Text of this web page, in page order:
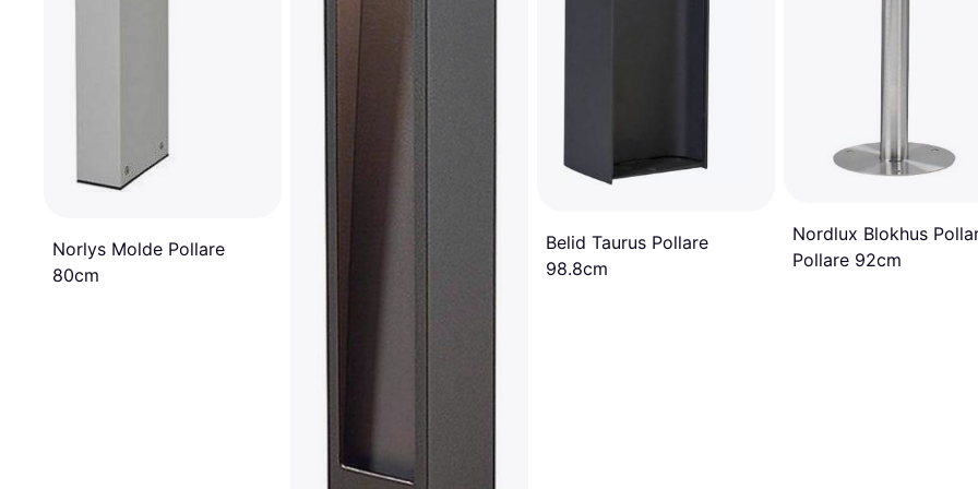
Norlys Molde Pollare
80cm
Belid Taurus Pollare
98.8cm
Nordlux Blokhus
Pollare 92cm